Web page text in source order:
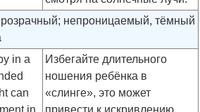
непроницаемый, тёмный
in a
can
in
Избегайте длительного
ношения ребёнка в
«слинге», это может
привести к искривлению